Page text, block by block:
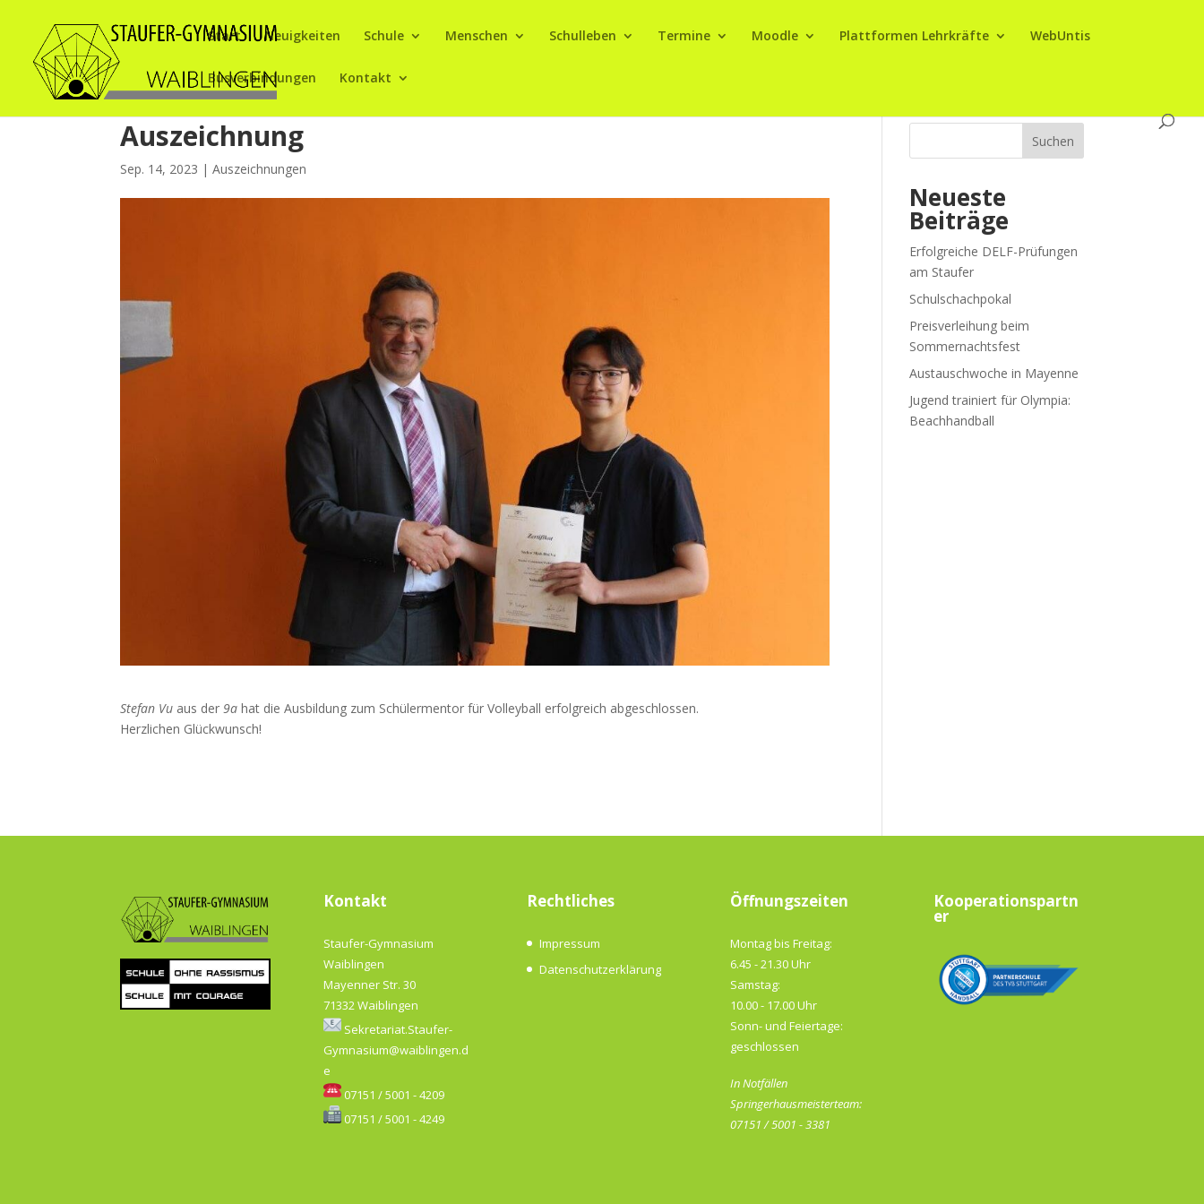
Start Neuigkeiten Schule Menschen Schulleben Termine Moodle Plattformen Lehrkräfte WebUntis
Busverbindungen Kontakt
Auszeichnung
Sep. 14, 2023 |Auszeichnungen
Stefan Vu aus der9a hat die Ausbildung zum Schülermentor für Volleyball erfolgreich abgeschlossen.
Herzlichen Glückwunsch!
Suchen
Neueste
Beiträge
Erfolgreiche DELF-Prüfungen
am Staufer
Schulschachpokal
Preisverleihung beim
Sommernachtsfest
Austauschwoche in Mayenne
Jugend trainiert für Olympia:
Beachhandball
Kontakt
Staufer-Gymnasium
Waiblingen
Mayenner Str. 30
71332 Waiblingen
Sekretariat.Staufer-
Gymnasium@waiblingen.d
e
07151 / 5001 - 4209
07151 / 5001 - 4249
Rechtliches
Impressum
Datenschutzerklärung
Öffnungszeiten
Montag bis Freitag:
6.45 - 21.30 Uhr
Samstag:
10.00 - 17.00 Uhr
Sonn- und Feiertage:
geschlossen
In Notfällen
Springerhausmeisterteam:
07151 / 5001 - 3381
Kooperationspartn
er